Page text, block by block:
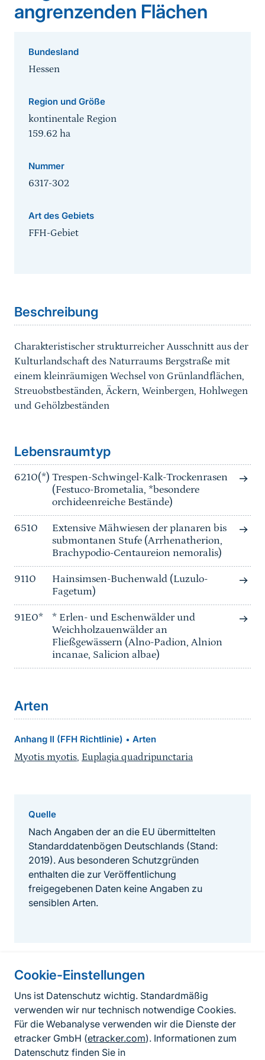
Cookie-Einstellungen
Uns ist Datenschutz wichtig. Standardmäßig
verwenden wir nur technisch notwendige Cookies.
Für die Webanalyse verwenden wir die Dienste der
etracker GmbH (etracker.com). Informationen zum
Datenschutz finden Sie in
angrenzenden Flächen
Bundesland
Hessen
Region und Größe
kontinentale Region
159.62 ha
Nummer
6317-302
Art des Gebiets
FFH-Gebiet
Beschreibung
Charakteristischer strukturreicher Ausschnitt aus der
Kulturlandschaft des Naturraums Bergstraße mit
einem kleinräumigen Wechsel von Grünlandflächen,
Streuobstbeständen, Äckern, Weinbergen, Hohlwegen
und Gehölzbeständen
Lebensraumtyp
6210(*) Trespen-Schwingel-Kalk-Trockenrasen
(Festuco-Brometalia, *besondere
orchideenreiche Bestände)
6510
Extensive Mähwiesen der planaren bis
submontanen Stufe (Arrhenatherion,
Brachypodio-Centaureion nemoralis)
9110
Hainsimsen-Buchenwald (Luzulo-
Fagetum)
91E0*
* Erlen- und Eschenwälder und
Weichholzauenwälder an
Fließgewässern (Alno-Padion, Alnion
incanae, Salicion albae)
Arten
Anhang II (FFH Richtlinie) • Arten
Myotis myotis, Euplagia quadripunctaria
Quelle
Nach Angaben der an die EU übermittelten
Standarddatenbögen Deutschlands (Stand:
2019). Aus besonderen Schutzgründen
enthalten die zur Veröffentlichung
freigegebenen Daten keine Angaben zu
sensiblen Arten.
Informationen zur Seite
FußzeileKontakt zum BfN
Kontaktformular